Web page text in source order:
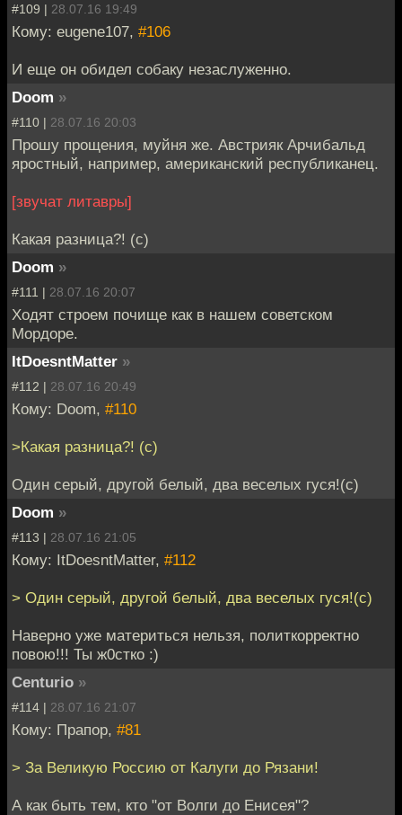
#109 | 28.07.16 19:49
Кому: eugene107, #106
И еще он обидел собаку незаслуженно.
Doom »
#110 | 28.07.16 20:03
Прошу прощения, муйня же. Австрияк Арчибальд
яростный, например, американский республиканец.
[звучат литавры]
Какая разница?! (с)
Doom »
#111 | 28.07.16 20:07
Ходят строем почище как в нашем советском
Мордоре.
ItDoesntMatter »
#112 | 28.07.16 20:49
Кому: Doom, #110
>Какая разница?! (с)
Один серый, другой белый, два веселых гуся!(с)
Doom »
#113 | 28.07.16 21:05
Кому: ItDoesntMatter, #112
> Один серый, другой белый, два веселых гуся!(с)
Наверно уже материться нельзя, политкорректно
повою!!! Ты ж0стко :)
Centurio »
#114 | 28.07.16 21:07
Кому: Прапор, #81
> За Великую Россию от Калуги до Рязани!
А как быть тем, кто "от Волги до Енисея"?